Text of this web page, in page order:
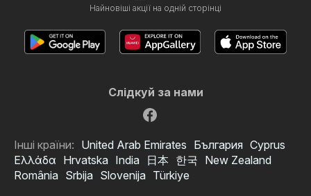
Найновіші акції на одній сторінці
Слідкуй за нами
Інші країни: United Arab Emirates България Cyprus
Ελλάδα Hrvatska India 日本 한국 New Zealand
România Srbija Slovenija Türkiye